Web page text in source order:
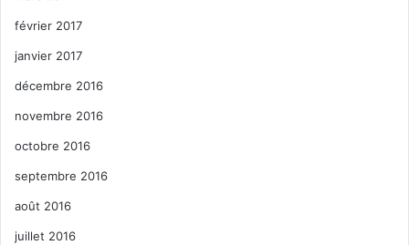
février 2017
janvier 2017
décembre 2016
novembre 2016
octobre 2016
septembre 2016
août 2016
juillet 2016